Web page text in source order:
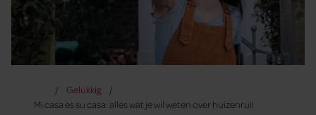
Gelukkig
Mi casa es su casa: alles wat je wil weten over huizenruil